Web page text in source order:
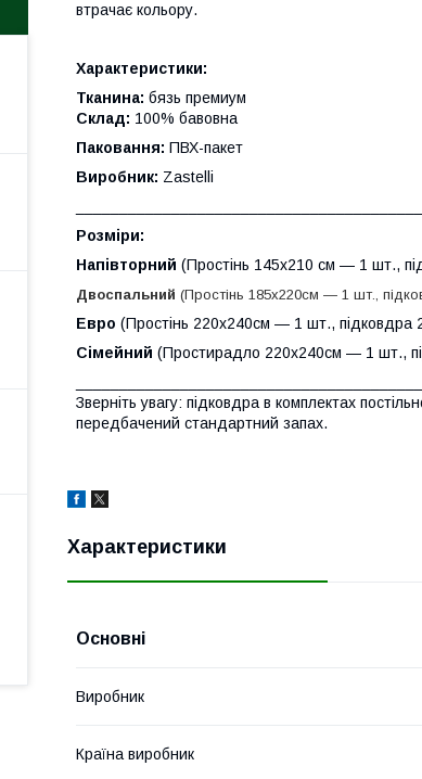
втрачає кольору.
Характеристики:
Тканина: бязь премиум
Склад: 100% бавовна
Паковання: ПВХ-пакет
Виробник: Zastelli
Розміри:
Напівторний (Простінь 145х210 см — 1 шт.,
Двоспальний (Простінь 185х220см — 1 шт.,
Евро (Простінь 220х240см — 1 шт., підковдра
Сімейний (Простирадло 220х240см — 1 шт.,
Зверніть увагу: підковдра в комплектах
передбачений стандартний запах.
Характеристики
Основні
Виробник
Країна виробник